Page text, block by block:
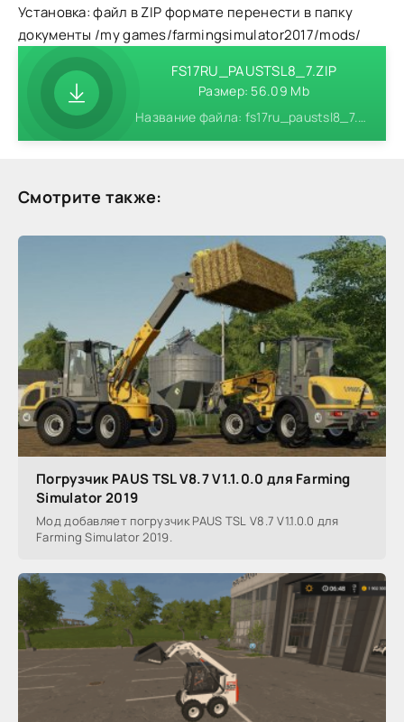
Установка: файл в ZIP формате перенести в папку
документы /my games/farmingsimulator2017/mods/
FS17RU_PAUSTSL8_7.ZIP
Размер: 56.09 Mb
Название файла: fs17ru_paustsl8_7.zip
Смотрите также:
Погрузчик PAUS TSL V8.7 V1.1.0.0 для Farming
Simulator 2019
Мод добавляет погрузчик PAUS TSL V8.7 V1.1.0.0 для
Farming Simulator 2019.